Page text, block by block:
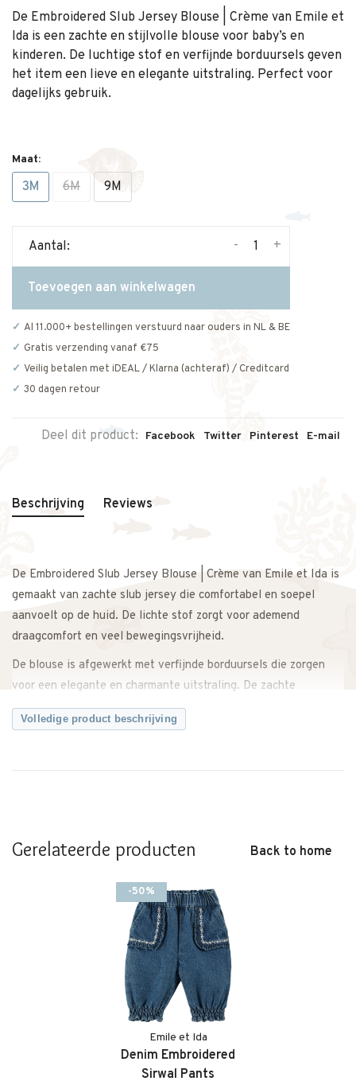
De Embroidered Slub Jersey Blouse | Crème van Emile et
Ida is een zachte en stijlvolle blouse voor baby’s en
kinderen. De luchtige stof en verfijnde borduursels geven
het item een lieve en elegante uitstraling. Perfect voor
dagelijks gebruik.
Maat:
3M 6M 9M
Aantal: +
-
Toevoegen aan winkelwagen
Al 11.000+ bestellingen verstuurd naar ouders in NL & BE
Gratis verzending vanaf €75
Veilig betalen met iDEAL / Klarna (achteraf) / Creditcard
30 dagen retour
Deel dit product: Facebook Twitter Pinterest E-mail
Beschrijving Reviews
De Embroidered Slub Jersey Blouse | Crème van Emile et Ida is
gemaakt van zachte slub jersey die comfortabel en soepel
aanvoelt op de huid. De lichte stof zorgt voor ademend
draagcomfort en veel bewegingsvrijheid.
De blouse is afgewerkt met verfijnde borduursels die zorgen
voor een elegante en charmante uitstraling. De zachte
crèmekleur geeft het kledingstuk een rustige en stijlvolle look.
Dankzij de comfortabele pasvorm kan je kind vrij bewegen
gelegenheden.
en een verfijnd design combineert.
Emile et Ida valt qua maat wat kleiner. Ons advies is dan ook
een maat groter te bestellen. Twijfel je over de maat? Neem
gerust contact met ons op. We adviseren je graag.
• Blouse van Emile et Ida
• Model: Embroidered Slub Jersey Blouse
Volledige product beschrijving
Gerelateerde producten Back to home
-50%
Emile et Ida
Denim Embroidered
Sirwal Pants